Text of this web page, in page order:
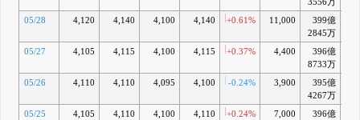
05/28
4,120 4,140 4,100 4,140 +0.61% 11,000
399億
2845万
05/27 4,105 4,115 4,100 4,115 +0.37% 4,400
396億
8733万
05/26 4,110 4,110 4,095 4,100 -0.24% 3,900
395億
4267万
05/25 4,105 4,110 4,100 4,110 +0.24% 7,000
396億